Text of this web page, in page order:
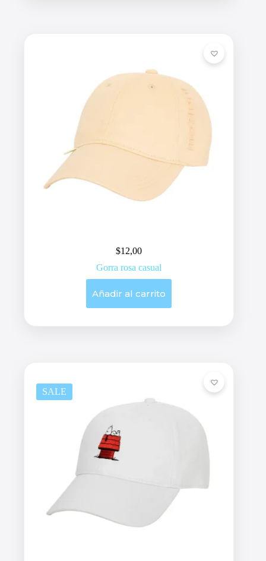
$12,00
Gorra rosa casual
Añadir al carrito
SALE